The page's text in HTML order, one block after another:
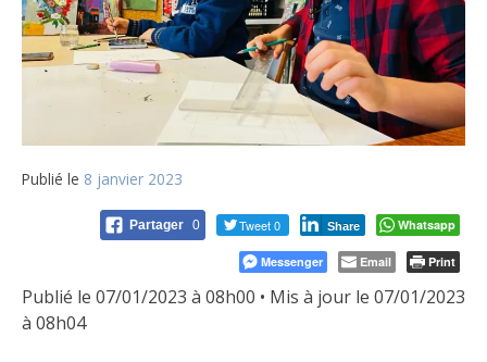
Publié le 8 janvier 2023
Partager 0 Tweet 0 Share Whatsapp
Messenger Email Print
Publié le 07/01/2023 à 08h00 • Mis à jour le 07/01/2023
à 08h04